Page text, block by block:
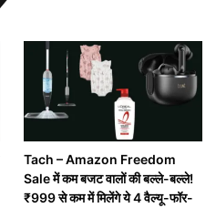
Tach – Amazon Freedom
Sale में कम बजट वालों की बल्ले-बल्ले!
₹999 से कम में मिलेंगे ये 4 वैल्यू-फॉर-